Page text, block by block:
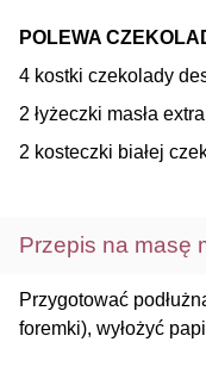
POLEWA
4 kostki czekolady
2 łyżeczki masła extra
2 kosteczki białej
Przepis na masę
Przygotować
foremki), wyłożyć